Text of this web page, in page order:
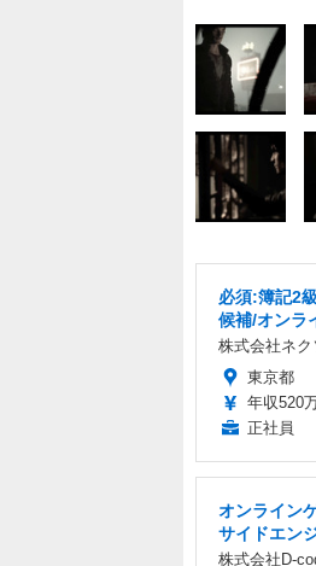
必須:簿記2
候補/オンラ
株式会社ネク
東京都
年収520
正社員
オンライン
サイドエン
株式会社D-